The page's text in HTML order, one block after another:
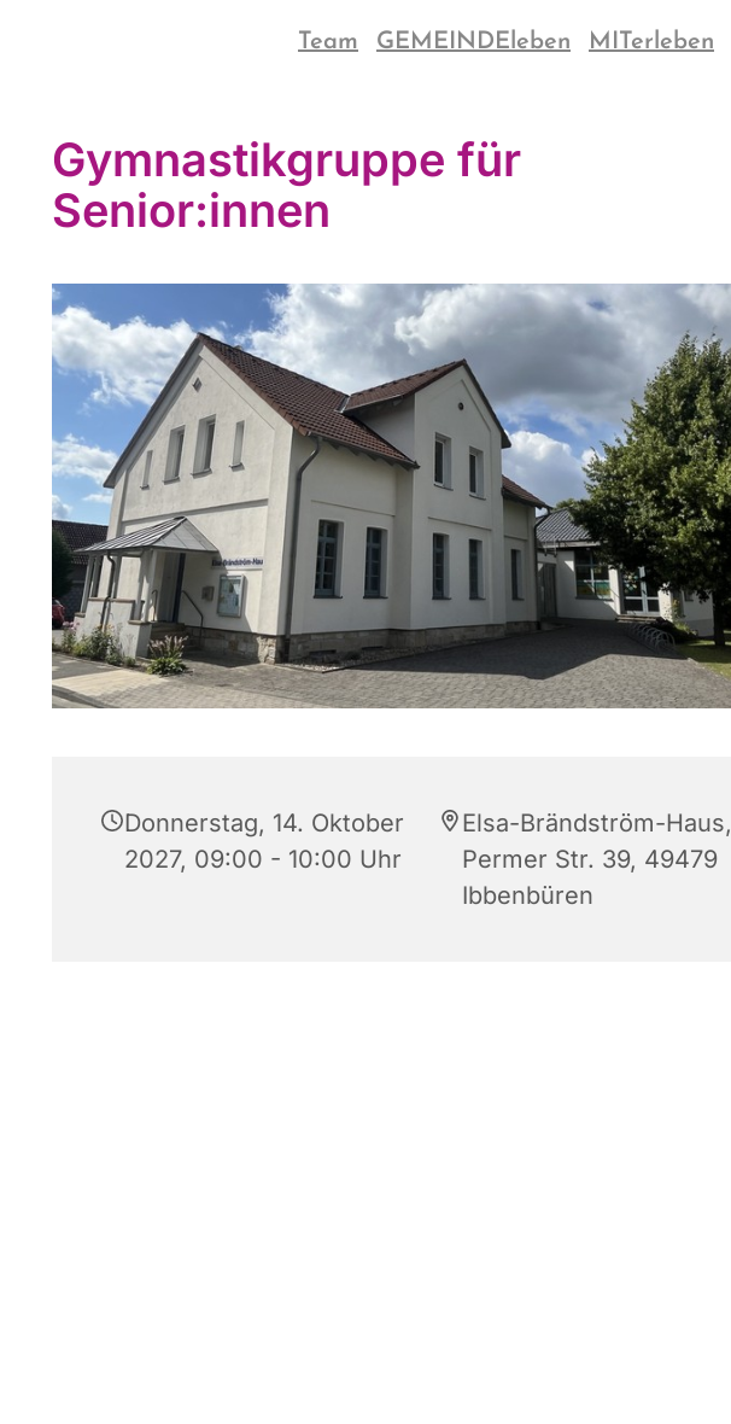
Team GEMEINDEleben MITerleben
Gymnastikgruppe für
Senior:innen
Donnerstag, 14. Oktober
2027, 09:00 - 10:00 Uhr
Elsa-Brändström-Haus,
Permer Str. 39, 49479
Ibbenbüren